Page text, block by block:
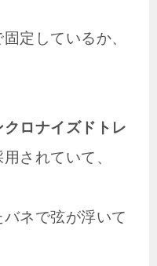
定しているか、
クロナイズドトレ
されていて、
ネで弦が浮いて